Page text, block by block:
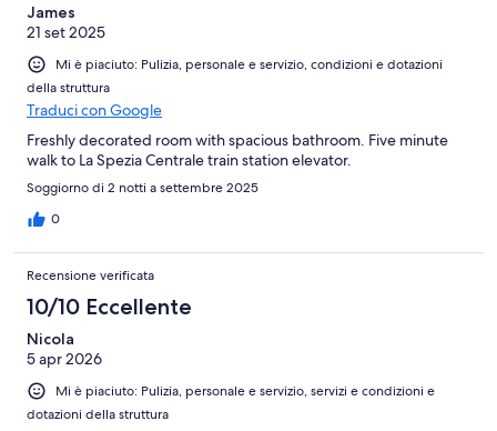
James
21 set 2025
Mi è piaciuto: Pulizia, personale e servizio, condizioni e dotazioni
della struttura
Traduci con Google
Freshly decorated room with spacious bathroom. Five minute
walk to La Spezia Centrale train station elevator.
Soggiorno di 2 notti a settembre 2025
0
Recensione verificata
10/10 Eccellente
Nicola
5 apr 2026
Mi è piaciuto: Pulizia, personale e servizio, servizi e condizioni e
dotazioni della struttura